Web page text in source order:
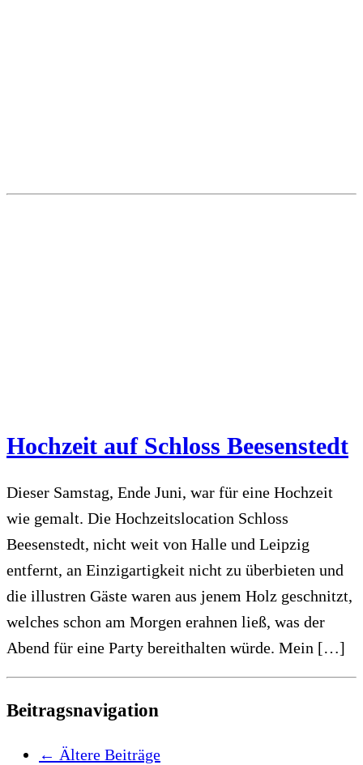
Hochzeit auf Schloss Beesenstedt
Dieser Samstag, Ende Juni, war für eine Hochzeit
wie gemalt. Die Hochzeitslocation Schloss
Beesenstedt, nicht weit von Halle und Leipzig
entfernt, an Einzigartigkeit nicht zu überbieten und
die illustren Gäste waren aus jenem Holz geschnitzt,
welches schon am Morgen erahnen ließ, was der
Abend für eine Party bereithalten würde. Mein […]
Beitragsnavigation
← Ältere Beiträge